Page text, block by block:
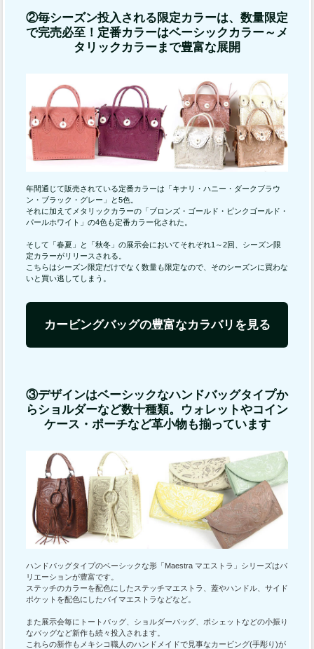
②毎シーズン投入される限定カラーは、数量限定
で完売必至！定番カラーはベーシックカラー～メ
タリックカラーまで豊富な展開
年間通じて販売されている定番カラーは「キナリ・ハニー・ダークブラウ
ン・ブラック・グレー」と5色。
それに加えてメタリックカラーの「ブロンズ・ゴールド・ピンクゴールド・
パールホワイト」の4色も定番カラー化された。
そして「春夏」と「秋冬」の展示会においてそれぞれ1～2回、シーズン限
定カラーがリリースされる。
こちらはシーズン限定だけでなく数量も限定なので、そのシーズンに買わな
いと買い逃してしまう。
カービングバッグの豊富なカラバリを見る
③デザインはベーシックなハンドバッグタイプか
らショルダーなど数十種類。ウォレットやコイン
ケース・ポーチなど革小物も揃っています
ハンドバッグタイプのベーシックな形「Maestra マエストラ」シリーズはバ
リエーションが豊富です。
ステッチのカラーを配色にしたステッチマエストラ、蓋やハンドル、サイド
ポケットを配色にしたバイマエストラなどなど。
また展示会毎にトートバッグ、ショルダーバッグ、ポシェットなどの小振り
なバッグなど新作も続々投入されます。
これらの新作もメキシコ職人のハンドメイドで見事なカービング(手彫り)が